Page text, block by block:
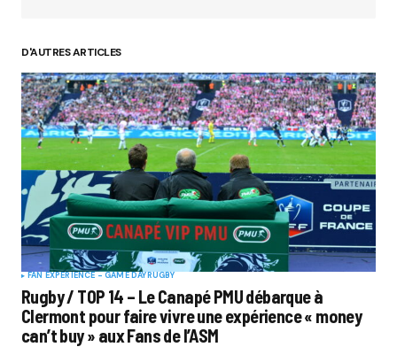
Your Name*
Your E-mail*
Submit Comment
D'AUTRES ARTICLES
FAN EXPERIENCE - GAME DAYRUGBY
Rugby / TOP 14 – Le Canapé PMU débarque à
Clermont pour faire vivre une expérience « money
can’t buy » aux Fans de l’ASM